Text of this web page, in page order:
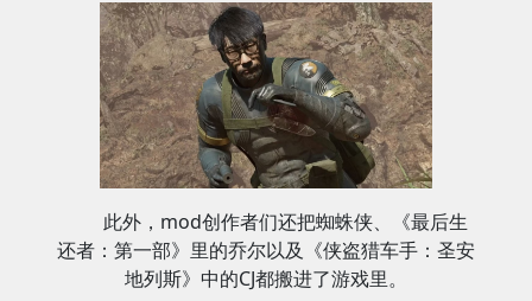
此外，mod创作者们还把蜘蛛侠、《最后生
还者：第一部》里的乔尔以及《侠盗猎车手：圣安
地列斯》中的CJ都搬进了游戏里。